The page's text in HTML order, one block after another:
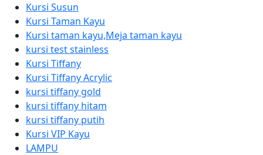
Kursi Susun
Kursi Taman Kayu
Kursi taman kayu,Meja taman kayu
kursi test stainless
Kursi Tiffany
Kursi Tiffany Acrylic
kursi tiffany gold
kursi tiffany hitam
kursi tiffany putih
Kursi VIP Kayu
LAMPU